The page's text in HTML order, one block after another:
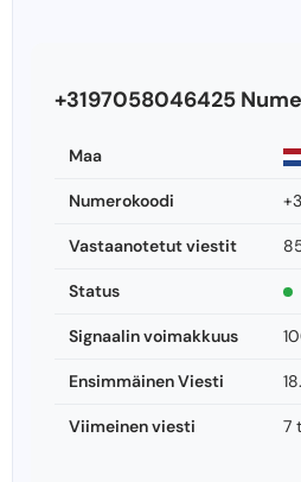
+3197058046425
Maa
Numerokoodi
Vastaanotetut viestit
Status
Signaalin voimakkuus
Ensimmäinen Viesti
Viimeinen viesti 7